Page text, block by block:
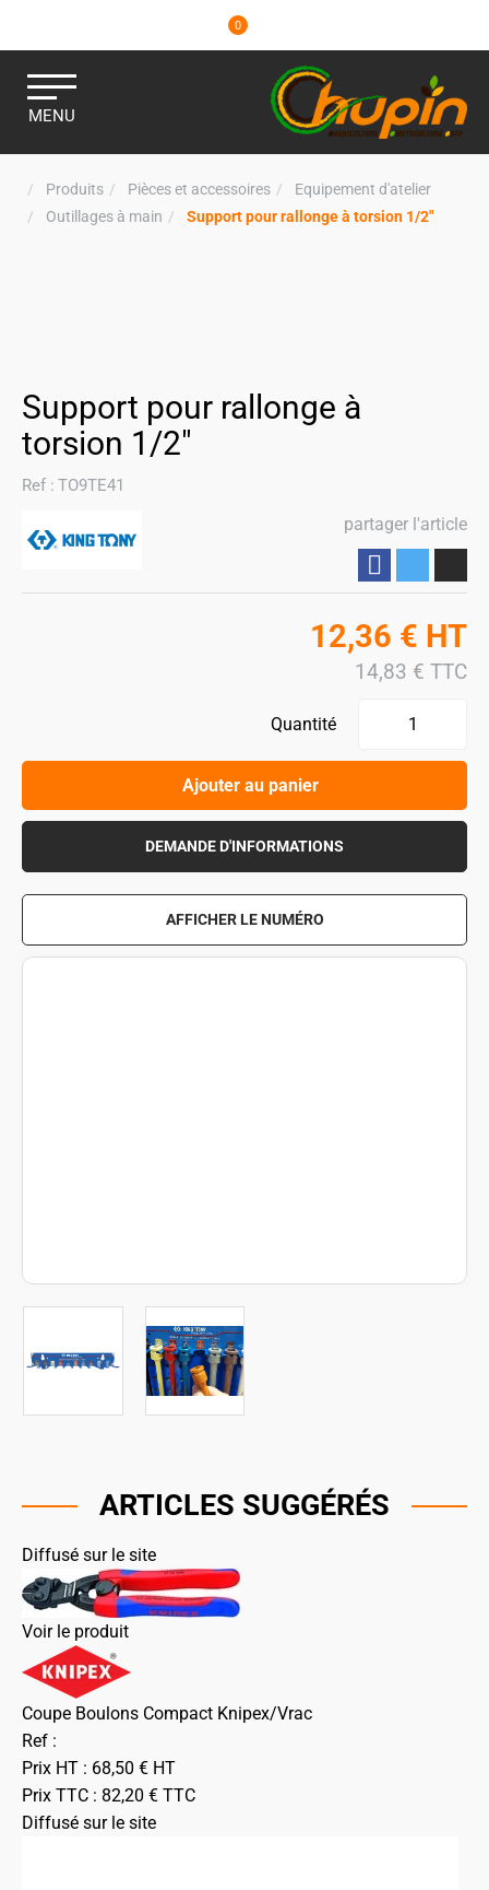
0
MENU
Produits Pièces et accessoires
Equipement d'atelier
Outillages à main
Support pour rallonge à torsion 1/2"
Support pour rallonge à
torsion 1/2"
Ref : TO9TE41
partager l'article
12,36 € HT
14,83 € TTC
Quantité
Ajouter au panier
DEMANDE D'INFORMATIONS
AFFICHER LE NUMÉRO
ARTICLES SUGGÉRÉS
Diffusé sur le site
Voir le produit
Coupe Boulons Compact Knipex/Vrac
Ref :
Prix HT : 68,50 € HT
Prix TTC : 82,20 € TTC
Diffusé sur le site